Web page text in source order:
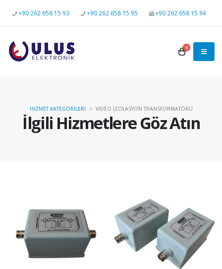
+90 262 658 15 93 +90 262 658 15 95 +90 262 658 15 94
0
İlgili Hizmetlere Göz Atın
HIZMET KATEGORILERI VIDEO İZOLASYON TRANSFORMATÖRÜ